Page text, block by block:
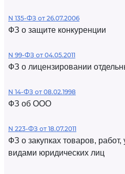
N 135-ФЗ от 26.07.2006
ФЗ о защите конкуренции
N 99-ФЗ от 04.05.2011
ФЗ о лицензировании
N 14-ФЗ от 08.02.1998
ФЗ об ООО
N 223-ФЗ от 18.07.2011
ФЗ о закупках товаров, работ,
видами юридических лиц